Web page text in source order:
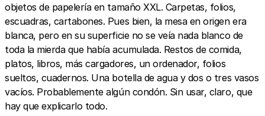
objetos de papelería en tamaño XXL. Carpetas, folios,
escuadras, cartabones. Pues bien, la mesa en origen era
blanca, pero en su superficie no se veía nada blanco de
toda la mierda que había acumulada. Restos de comida,
platos, libros, más cargadores, un ordenador, folios
sueltos, cuadernos. Una botella de agua y dos o tres vasos
vacíos. Probablemente algún condón. Sin usar, claro, que
hay que explicarlo todo.